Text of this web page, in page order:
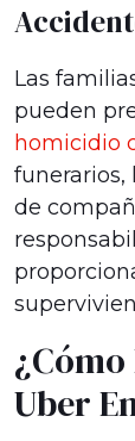
Las
pueden
homicidio
funerarios,
de
Uber